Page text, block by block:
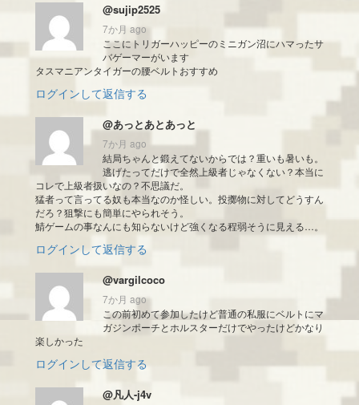
@sujip2525
7か月 ago
ここにトリガーハッピーのミニガン沼にハマったサ
バゲーマーがいます
タスマニアンタイガーの腰ベルトおすすめ
ログインして返信する
@あっとあとあっと
7か月 ago
結局ちゃんと鍛えてないからでは？重いも暑いも。
逃げたってだけで全然上級者じゃなくない？本当に
コレで上級者扱いなの？不思議だ。
猛者って言ってる奴も本当なのか怪しい。投擲物に対してどうすん
だろ？狙撃にも簡単にやられそう。
鯖ゲームの事なんにも知らないけど強くなる程弱そうに見える…。
ログインして返信する
@vargilcoco
7か月 ago
この前初めて参加したけど普通の私服にベルトにマ
ガジンポーチとホルスターだけでやったけどかなり
楽しかった
ログインして返信する
@凡人-j4v